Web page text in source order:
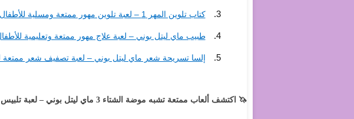
كتاب تلوين المهر 1 – لعبة تلوين مهور ممتعة ومسلية للأطفال
طبيب ماي ليتل بوني – لعبة علاج مهور ممتعة وتعليمية
إلسا تسريحة شعر ماي ليتل بوني – لعبة تصفيف شعر ممتعة
🦄 اكتشف ألعاب ممتعة تشبه موضة الشتاء 3 ماي ليتل بوني – لعبة تلبيس شتوية بأزياء مميزة لمهور إكوستريا: